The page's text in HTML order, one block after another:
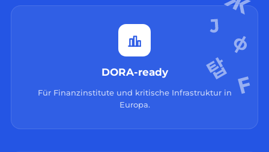
DORA-ready
Für Finanzinstitute und kritische Infrastruktur in
Europa.